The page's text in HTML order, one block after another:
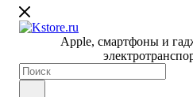
Apple, cмартфоны и